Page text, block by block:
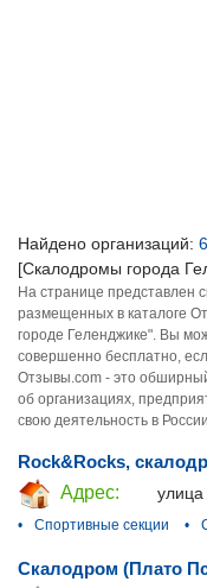
Найдено организаций: 6
[Скалодромы города
На странице представлен
размещенных в каталоге
городе Геленджике". Вы
совершенно бесплатно,
Отзывы.com - это
об организациях,
свою деятельность в
Rock&Rocks,
Адрес:
улица
•
Спортивные секции •
Скалодром (Плато